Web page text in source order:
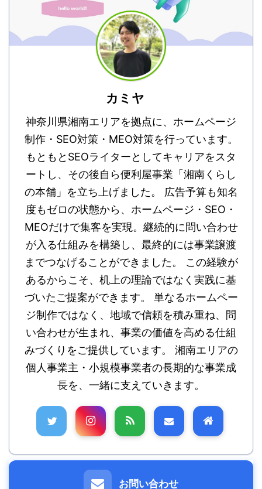
カミヤ
神奈川県湘南エリアを拠点に、ホームページ
制作・SEO対策・MEO対策を行っています。
もともとSEOライターとしてキャリアをスタ
ートし、その後自ら便利屋事業「湘南くらし
の本舗」を立ち上げました。 広告予算も知名
度もゼロの状態から、ホームページ・SEO・
MEOだけで集客を実現。継続的に問い合わせ
が入る仕組みを構築し、最終的には事業譲渡
までつなげることができました。 この経験が
あるからこそ、机上の理論ではなく実践に基
づいたご提案ができます。 単なるホームペー
ジ制作ではなく、地域で信頼を積み重ね、問
い合わせが生まれ、事業の価値を高める仕組
みづくりをご提供しています。 湘南エリアの
個人事業主・小規模事業者の長期的な事業成
長を、一緒に支えていきます。
お問い合わせ